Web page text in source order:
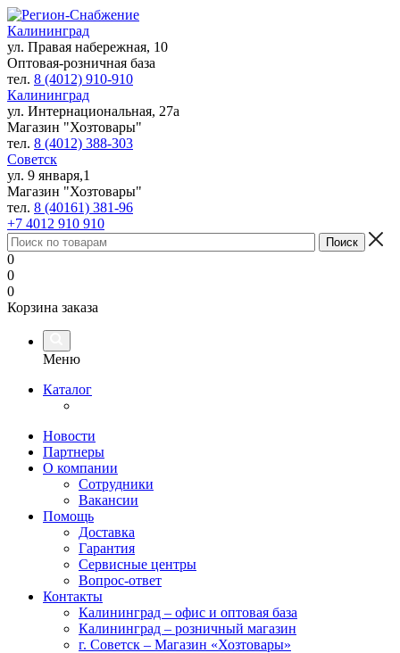
Калининград
ул. Правая набережная, 10
Оптовая-розничная база
тел. 8 (4012) 910-910
Калининград
ул. Интернациональная, 27а
Магазин "Хозтовары"
тел. 8 (4012) 388-303
Советск
ул. 9 января,1
Магазин "Хозтовары"
тел. 8 (40161) 381-96
+7 4012 910 910
0
0
0
Корзина заказа
Меню
Каталог
Новости
Партнеры
О компании
Сотрудники
Вакансии
Помощь
Доставка
Гарантия
Сервисные центры
Вопрос-ответ
Контакты
Калининград – офис и оптовая база
Калининград – розничный магазин
г. Советск – Магазин «Хозтовары»